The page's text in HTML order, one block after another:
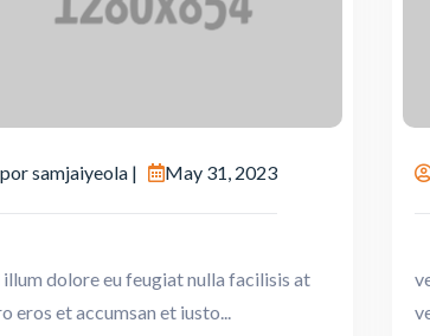
porsamjaiyeola | May 31, 2023
illum dolore eu feugiat nulla facilisis at
eros et accumsan et iusto...